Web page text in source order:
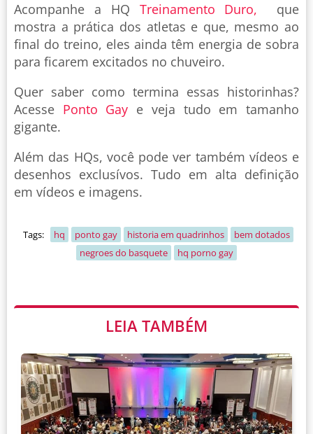
Acompanhe a HQ Treinamento Duro,
que
mostra a prática dos atletas e que, mesmo ao
final do treino, eles ainda têm energia de sobra
para ficarem excitados no chuveiro.
Quer saber como termina essas historinhas?
Acesse Ponto Gay e veja tudo em tamanho
gigante.
Além das HQs, você pode ver também vídeos e
desenhos exclusívos. Tudo em alta definição
em vídeos e imagens.
Tags: hq ponto gay historia em quadrinhos
bem dotados
negroes do basquete
hq porno gay
LEIA TAMBÉM